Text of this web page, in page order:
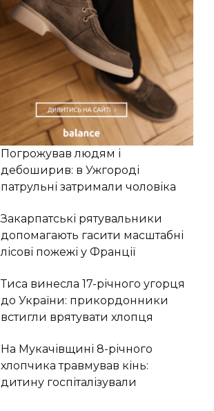
Погрожував людям і
дебоширив: в Ужгороді
патрульні затримали чоловіка
Закарпатські рятувальники
допомагають гасити масштабні
лісові пожежі у Франції
Тиса винесла 17-річного угорця
до України: прикордонники
встигли врятувати хлопця
На Мукачівщині 8-річного
хлопчика травмував кінь:
дитину госпіталізували